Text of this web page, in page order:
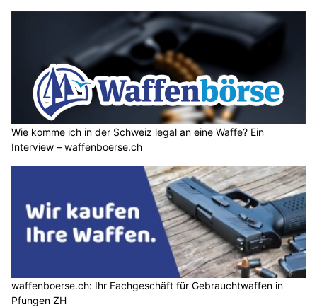
Wie komme ich in der Schweiz legal an eine Waffe? Ein
Interview – waffenboerse.ch
waffenboerse.ch: Ihr Fachgeschäft für Gebrauchtwaffen in
Pfungen ZH